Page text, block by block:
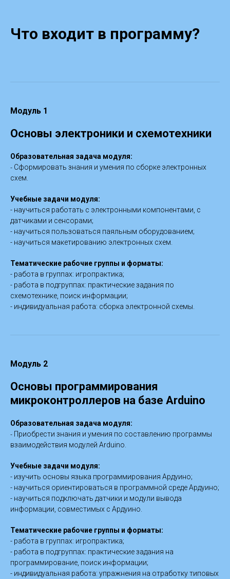
Что входит в программу?
Модуль 1
Основы электроники и схемотехники
Образовательная задача модуля:
- Сформировать знания и умения по сборке электронных
схем.
Учебные задачи модуля:
- научиться работать с электронными компонентами, с
датчиками и сенсорами;
- научиться пользоваться паяльным оборудованием;
- научиться макетированию электронных схем.
Тематические рабочие группы и форматы:
- работа в группах: игропрактика;
- работа в подгруппах: практические задания по
схемотехнике, поиск информации;
- индивидуальная работа: сборка электронной схемы.
Модуль 2
Основы программирования
микроконтроллеров на базе Arduino
Образовательная задача модуля:
- Приобрести знания и умения по составлению программы
взаимодействия модулей Arduino.
Учебные задачи модуля:
- изучить основы языка программирования Ардуино;
- научиться ориентироваться в программной среде Ардуино;
- научиться подключать датчики и модули вывода
информации, совместимых с Ардуино.
Тематические рабочие группы и форматы:
- работа в группах: игропрактика;
- работа в подгруппах: практические задания на
программирование, поиск информации;
- индивидуальная работа: упражнения на отработку типовых